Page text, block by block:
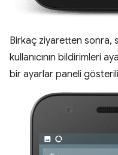
Birkaç ziyaretten sonra,
kullanıcının bildirimleri
bir ayarlar paneli